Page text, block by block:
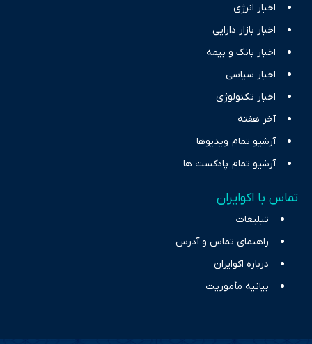
اخبار انرژی
اخبار بازار دارایی
اخبار بانک و بیمه
اخبار سیاسی
اخبار تکنولوژی
آخر هفته
آرشیو تمام ویدیوها
آرشیو تمام پادکست ها
تماس با اکوایران
تبلیغات
راهنمای تماس و آدرس
درباره اکوایران
بیانیه مأموریت